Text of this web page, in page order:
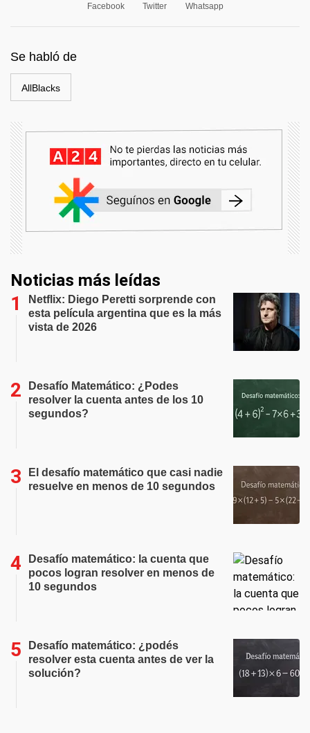
Facebook Twitter Whatsapp
Se habló de
AllBlacks
Noticias más leídas
Netflix: Diego Peretti sorprende con
esta película argentina que es la más
vista de 2026
Desafío Matemático: ¿Podes
resolver la cuenta antes de los 10
segundos?
El desafío matemático que casi nadie
resuelve en menos de 10 segundos
Desafío matemático: la cuenta que
pocos logran resolver en menos de
10 segundos
Desafío matemático: ¿podés
resolver esta cuenta antes de ver la
solución?